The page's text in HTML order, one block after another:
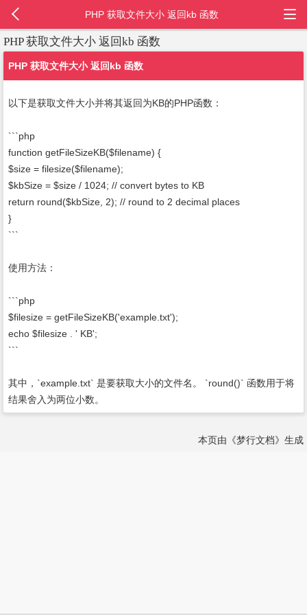
PHP 获取文件大小 返回kb 函数
PHP 获取文件大小 返回kb 函数
以下是获取文件大小并将其返回为KB的PHP函数：
```php
function getFileSizeKB($filename) {
$size = filesize($filename);
$kbSize = $size / 1024; // convert bytes to KB
return round($kbSize, 2); // round to 2 decimal places
}
```
使用方法：
```php
$filesize = getFileSizeKB('example.txt');
echo $filesize . ' KB';
```
其中，`example.txt` 是要获取大小的文件名。 `round()` 函数用于将
结果舍入为两位小数。
本页由《梦行文档》生成
PHP 获取文件大小 返回kb 函数